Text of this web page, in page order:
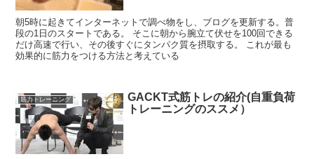
朝5時に起きてインターネットで調べ物をし、ブログを更新する。普
段の1日のスタートである。 そこに朝から腕立て伏せを100回できる
だけ高速で行い、その後すぐにタンパク質を摂取する。 これが最も
効果的に筋力をつける方法と考えている
筋力トレーニング
GACKT式筋トレの紹介(自重負荷
トレーニングのススメ）